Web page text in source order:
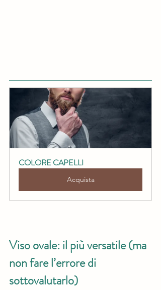
COLORE CAPELLI
Acquista
Viso ovale: il più versatile (ma
non fare l’errore di
sottovalutarlo)